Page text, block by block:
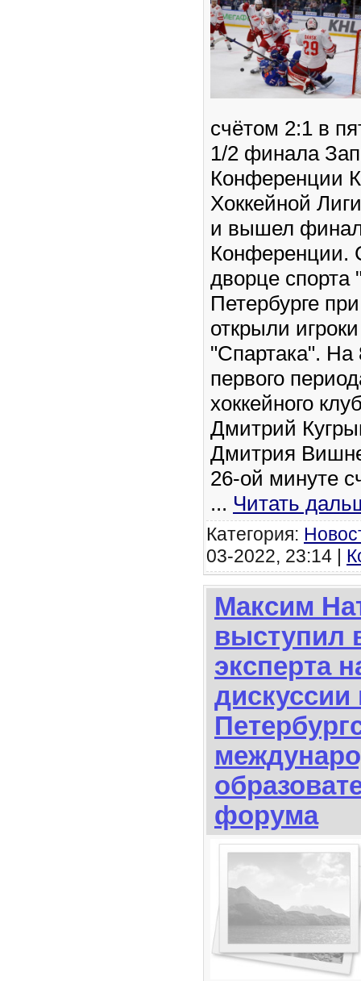
счётом 2:1 в
1/2 финала
Конференции
Хоккейной
и вышел
Конференции.
дворце
Петербурге
открыли
"Спартака". На
первого
хоккейного
Дмитрий
Дмитрия
26-ой минуте
... Читать
Категория:
03-2022, 23:14 |
Максим
выступил
эксперта
дискуссии
форума